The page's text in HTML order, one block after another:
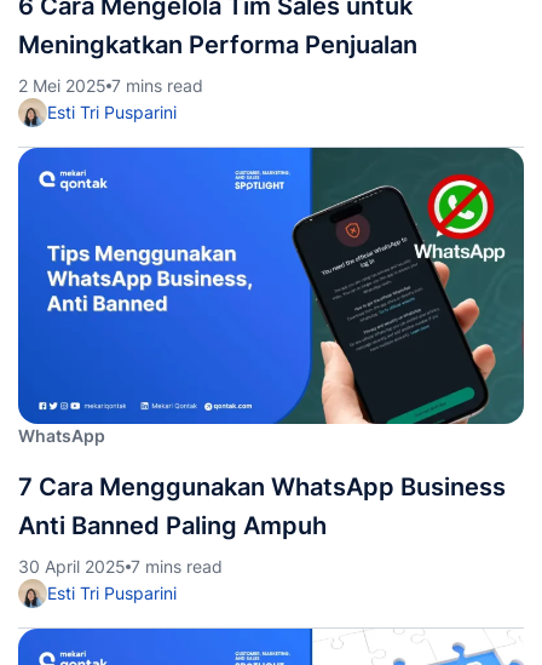
6 Cara Mengelola Tim Sales untuk
Meningkatkan Performa Penjualan
2 Mei 2025 7 mins read
Esti Tri Pusparini
WhatsApp
7 Cara Menggunakan WhatsApp Business
Anti Banned Paling Ampuh
30 April 2025 7 mins read
Esti Tri Pusparini